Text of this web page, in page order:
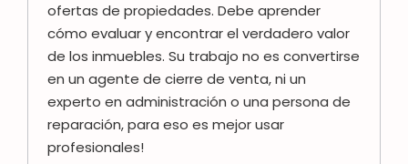
ofertas de propiedades. Debe aprender
cómo evaluar y encontrar el verdadero valor
de los inmuebles. Su trabajo no es convertirse
en un agente de cierre de venta, ni un
experto en administración o una persona de
reparación, para eso es mejor usar
profesionales!